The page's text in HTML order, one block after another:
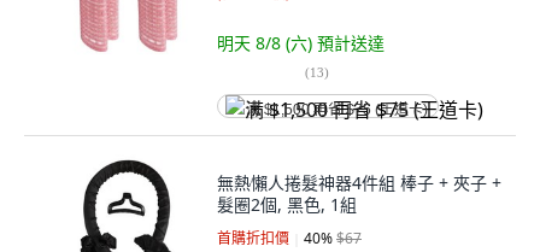
明天 8/8 (六) 預計送達
(13)
满 $1,500 再省 $75 (王道卡)
無熱懶人捲髮神器4件組 棒子 + 夾子 +
髮圈2個, 黑色, 1組
首購折扣價 40%$67